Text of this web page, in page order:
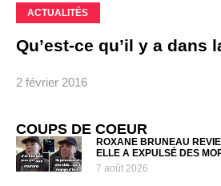
ACTUALITÉS
Qu’est-ce qu’il y a dans
2 février 2016
COUPS DE COEUR
ROXANE BRUNEAU
ELLE A EXPULSÉ DES
7 août 2026